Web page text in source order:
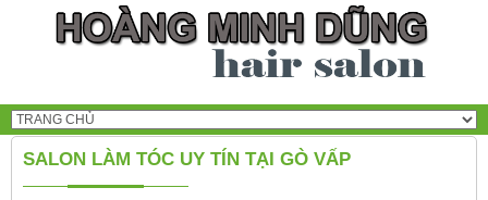
SALON LÀM TÓC UY TÍN TẠI GÒ VẤP